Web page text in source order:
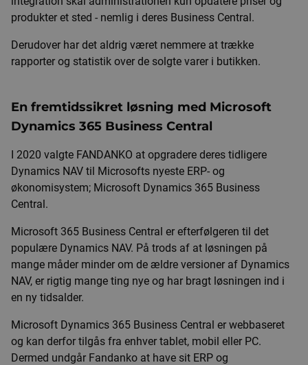
produkter et sted - nemlig i deres Business Central.
Derudover har det aldrig været nemmere at trække
rapporter og statistik over de solgte varer i butikken.
En fremtidssikret løsning med Microsoft
Dynamics 365 Business Central
I 2020 valgte FANDANKO at opgradere deres tidligere
Dynamics NAV til Microsofts nyeste ERP- og
økonomisystem; Microsoft Dynamics 365 Business
Central.
Microsoft 365 Business Central er efterfølgeren til det
populære Dynamics NAV. På trods af at løsningen på
mange måder minder om de ældre versioner af Dynamics
NAV, er rigtig mange ting nye og har bragt løsningen ind i
en ny tidsalder.
Microsoft Dynamics 365 Business Central er webbaseret
og kan derfor tilgås fra enhver tablet, mobil eller PC.
Dermed undgår Fandanko at have sit ERP og